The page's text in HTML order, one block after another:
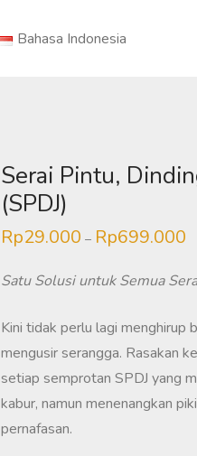
Bahasa Indonesia
Serai Pintu,
(SPDJ)
Rp29.000 – Rp699.000
Satu Solusi untuk Semua
Kini tidak perlu lagi menghirup
mengusir serangga. Rasakan
setiap semprotan SPDJ yang
kabur, namun menenangkan
pernafasan.